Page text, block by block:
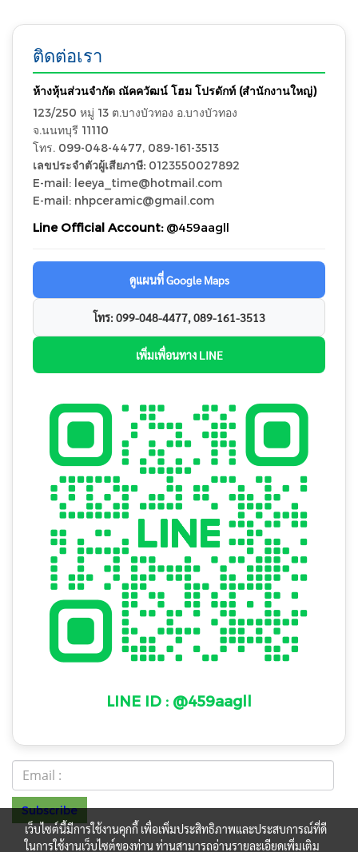
ติดต่อเรา
ห้างหุ้นส่วนจำกัด ณัคควัฒน์ โฮม โปรดักท์ (สำนักงานใหญ่)
123/250 หมู่ 13 ต.บางบัวทอง อ.บางบัวทอง
จ.นนทบุรี 11110
โทร. 099-048-4477, 089-161-3513
เลขประจำตัวผู้เสียภาษี: 0123550027892
E-mail: leeya_time@hotmail.com
E-mail: nhpceramic@gmail.com
Line Official Account:@459aagll
ดูแผนที่ Google Maps
โทร: 099-048-4477, 089-161-3513
เพิ่มเพื่อนทาง LINE
LINE ID : @459aagll
Subscribe
เว็บไซต์นี้มีการใช้งานคุกกี้ เพื่อเพิ่มประสิทธิภาพและประสบการณ์ที่ดี
ในการใช้งานเว็บไซต์ของท่าน ท่านสามารถอ่านรายละเอียดเพิ่มเติม